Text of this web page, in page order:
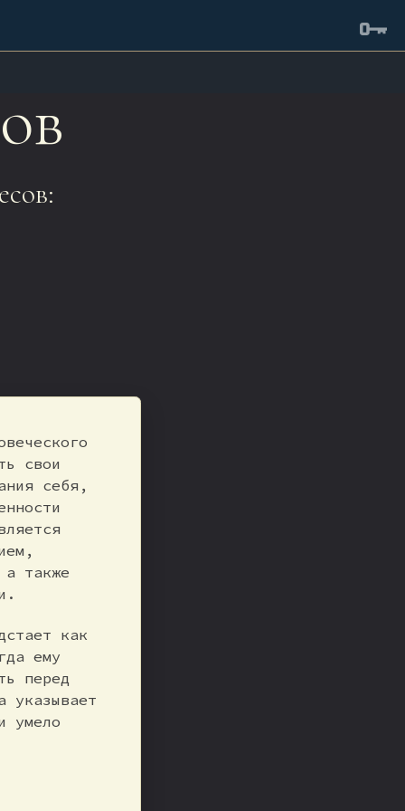
свои
себя,
а также
как
ему
перед
указывает
умело